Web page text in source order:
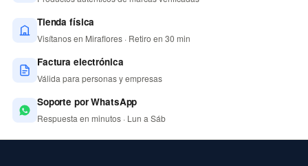
Tienda física
Visítanos en Miraflores · Retiro en 30 min
Factura electrónica
Válida para personas y empresas
Soporte por WhatsApp
Respuesta en minutos · Lun a Sáb